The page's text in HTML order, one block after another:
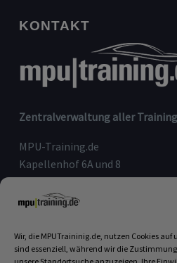
Wir, die MPUTraininig.de, nutzen Cookies auf
sind essenziell, während wir die
KONTAKT
Zentralverwaltung aller
MPU-Training.de
Kapellenhof 6A und 8
91207 Lauf an der Pegnitz
Telefon:
09123-80 97 090